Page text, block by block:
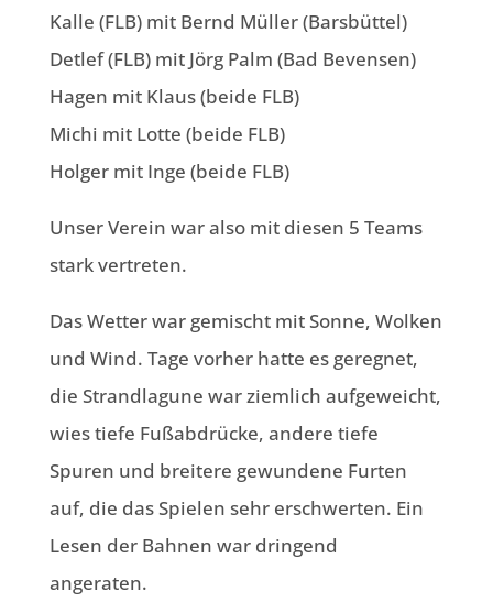
Kalle (FLB) mit Bernd Müller (Barsbüttel)
Detlef (FLB) mit Jörg Palm (Bad Bevensen)
Hagen mit Klaus (beide FLB)
Michi mit Lotte (beide FLB)
Holger mit Inge (beide FLB)
Unser Verein war also mit diesen 5 Teams
stark vertreten.
Das Wetter war gemischt mit Sonne, Wolken
und Wind. Tage vorher hatte es geregnet,
die Strandlagune war ziemlich aufgeweicht,
wies tiefe Fußabdrücke, andere tiefe
Spuren und breitere gewundene Furten
auf, die das Spielen sehr erschwerten. Ein
Lesen der Bahnen war dringend
angeraten.